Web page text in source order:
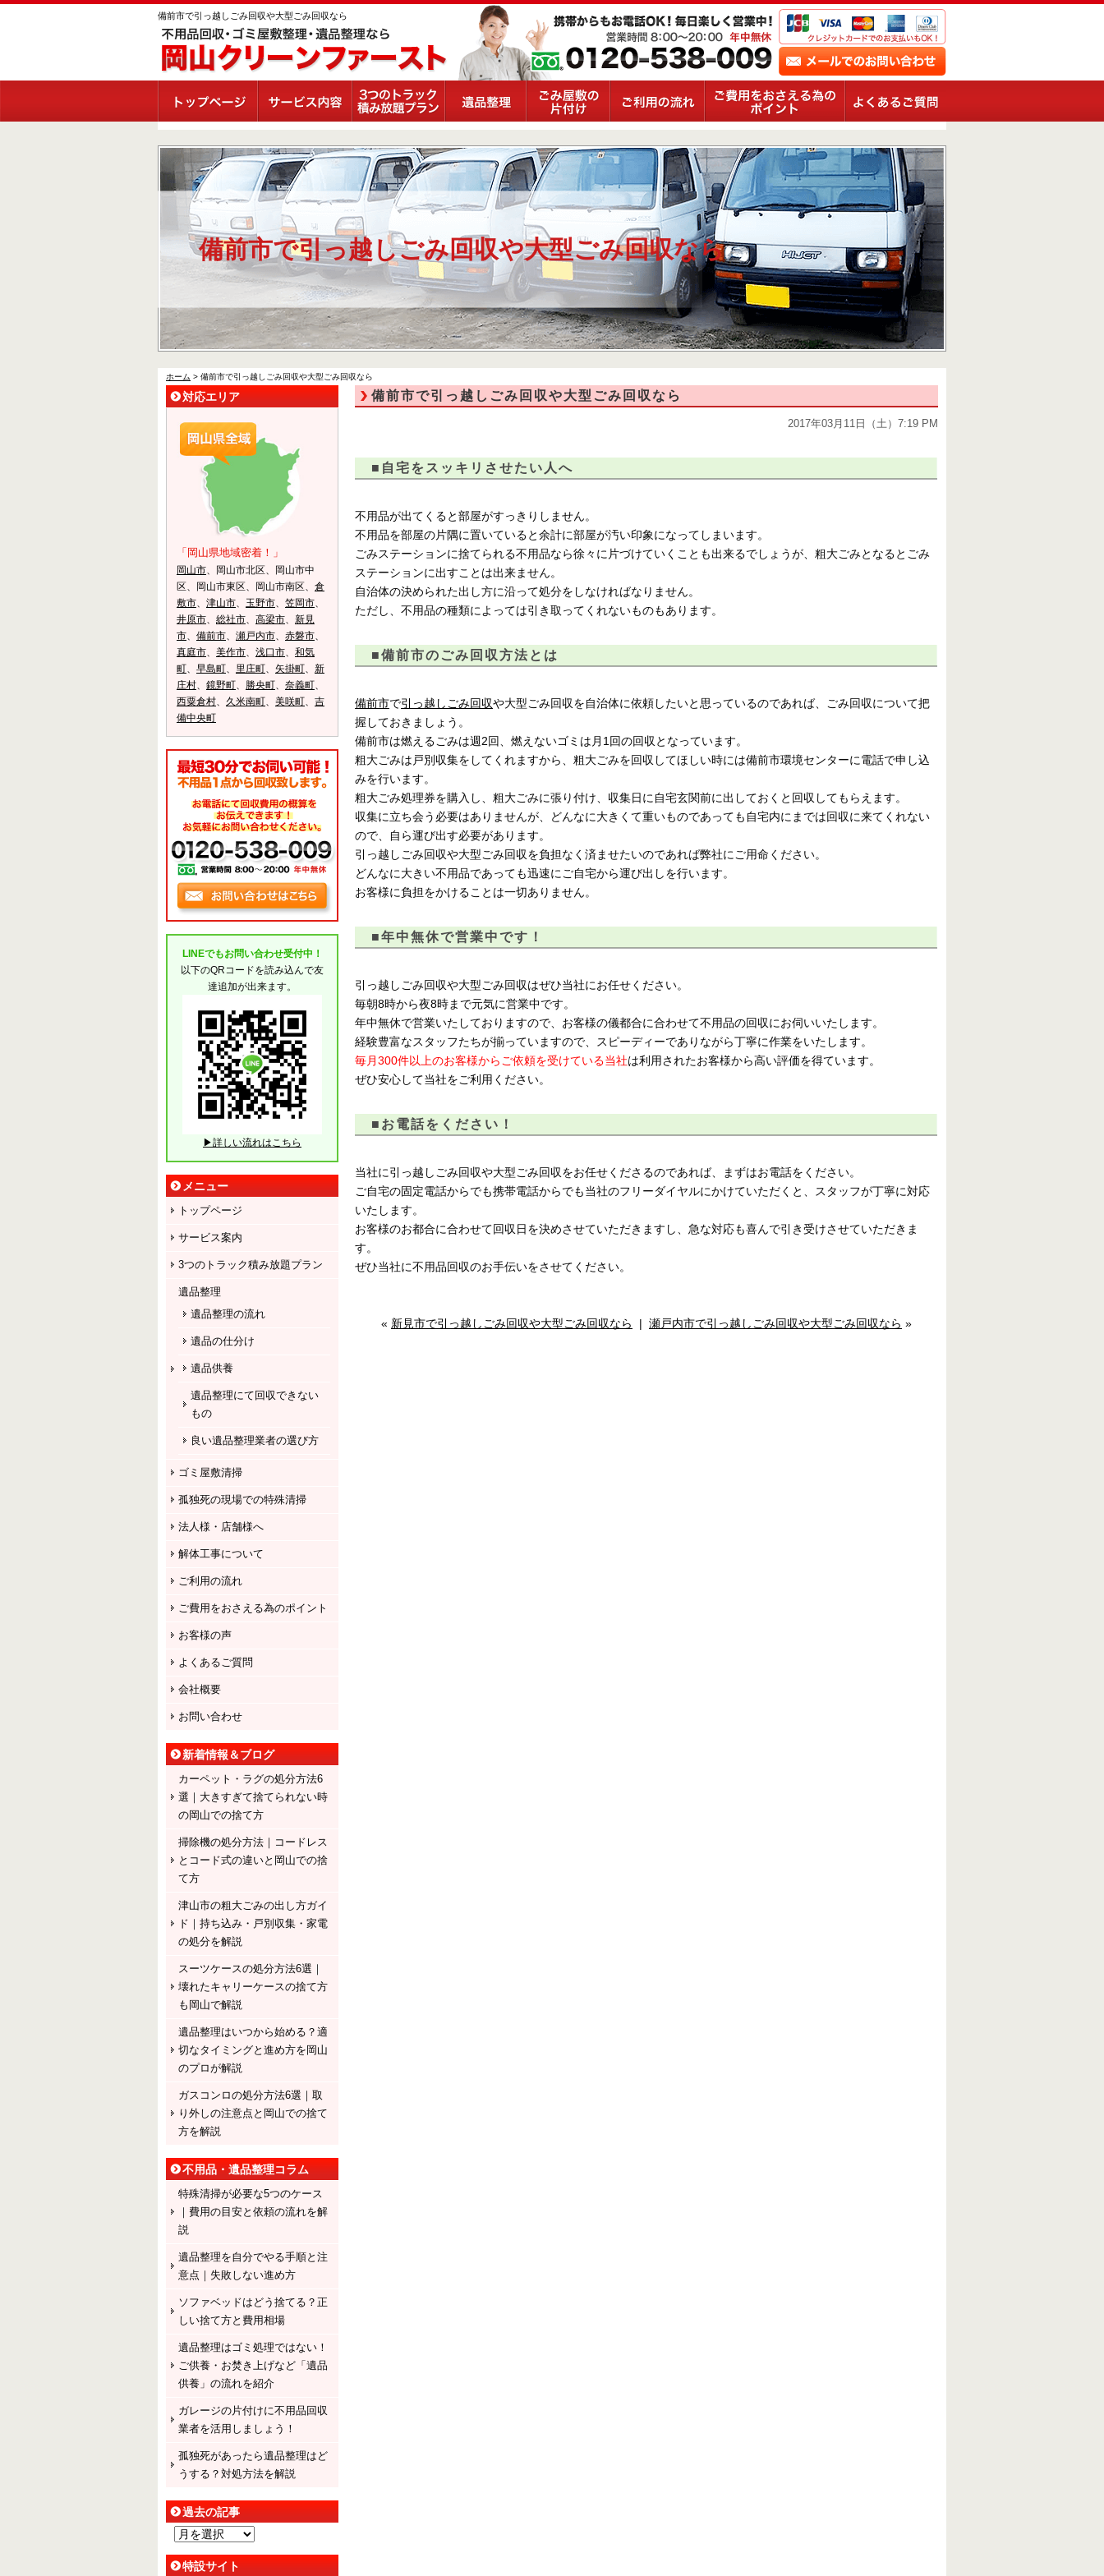
備前市で引っ越しごみ回収や大型ごみ回収なら
備前市で引っ越しごみ回収や大型ごみ回収なら
ホーム > 備前市で引っ越しごみ回収や大型ごみ回収なら
備前市で引っ越しごみ回収や大型ごみ回収なら
2017年03月11日（土）7:19 PM
■自宅をスッキリさせたい人へ
不用品が出てくると部屋がすっきりしません。
不用品を部屋の片隅に置いていると余計に部屋が汚い印象になってしまいます。
ごみステーションに捨てられる不用品なら徐々に片づけていくことも出来るでしょうが、粗大ごみとなるとごみ
ステーションに出すことは出来ません。
自治体の決められた出し方に沿って処分をしなければなりません。
ただし、不用品の種類によっては引き取ってくれないものもあります。
■備前市のごみ回収方法とは
備前市で引っ越しごみ回収や大型ごみ回収を自治体に依頼したいと思っているのであれば、ごみ回収について把
握しておきましょう。
備前市は燃えるごみは週2回、燃えないゴミは月1回の回収となっています。
粗大ごみは戸別収集をしてくれますから、粗大ごみを回収してほしい時には備前市環境センターに電話で申し込
みを行います。
粗大ごみ処理券を購入し、粗大ごみに張り付け、収集日に自宅玄関前に出しておくと回収してもらえます。
収集に立ち会う必要はありませんが、どんなに大きくて重いものであっても自宅内にまでは回収に来てくれない
ので、自ら運び出す必要があります。
引っ越しごみ回収や大型ごみ回収を負担なく済ませたいのであれば弊社にご用命ください。
どんなに大きい不用品であっても迅速にご自宅から運び出しを行います。
お客様に負担をかけることは一切ありません。
■年中無休で営業中です！
引っ越しごみ回収や大型ごみ回収はぜひ当社にお任せください。
毎朝8時から夜8時まで元気に営業中です。
年中無休で営業いたしておりますので、お客様の儀都合に合わせて不用品の回収にお伺いいたします。
経験豊富なスタッフたちが揃っていますので、スピーディーでありながら丁寧に作業をいたします。
毎月300件以上のお客様からご依頼を受けている当社は利用されたお客様から高い評価を得ています。
ぜひ安心して当社をご利用ください。
■お電話をください！
当社に引っ越しごみ回収や大型ごみ回収をお任せくださるのであれば、まずはお電話をください。
ご自宅の固定電話からでも携帯電話からでも当社のフリーダイヤルにかけていただくと、スタッフが丁寧に対応
いたします。
お客様のお都合に合わせて回収日を決めさせていただきますし、急な対応も喜んで引き受けさせていただきま
す。
ぜひ当社に不用品回収のお手伝いをさせてください。
« 新見市で引っ越しごみ回収や大型ごみ回収なら | 瀬戸内市で引っ越しごみ回収や大型ごみ回収なら »
対応エリア
「岡山県地域密着！」
岡山市、岡山市北区、岡山市中
区、岡山市東区、岡山市南区、 倉
敷市、 津山市、 玉野市、 笠岡市、
井原市、 総社市、 高梁市、 新見
市、 備前市、 瀬戸内市、 赤磐市、
真庭市、 美作市、 浅口市、 和気
町、 早島町、 里庄町、 矢掛町、 新
庄村、 鏡野町、 勝央町、 奈義町、
西粟倉村、 久米南町、 美咲町、 吉
備中央町
LINEでもお問い合わせ受付中！
以下のQRコードを読み込んで友
達追加が出来ます。
▶詳しい流れはこちら
メニュー
トップページ
サービス案内
3つのトラック積み放題プラン
遺品整理
遺品整理の流れ
遺品の仕分け
遺品供養
遺品整理にて回収できない
もの
良い遺品整理業者の選び方
ゴミ屋敷清掃
孤独死の現場での特殊清掃
法人様・店舗様へ
解体工事について
ご利用の流れ
ご費用をおさえる為のポイント
お客様の声
よくあるご質問
会社概要
お問い合わせ
新着情報＆ブログ
カーペット・ラグの処分方法6
選｜大きすぎて捨てられない時
の岡山での捨て方
掃除機の処分方法｜コードレス
とコード式の違いと岡山での捨
て方
津山市の粗大ごみの出し方ガイ
ド｜持ち込み・戸別収集・家電
の処分を解説
スーツケースの処分方法6選｜
壊れたキャリーケースの捨て方
も岡山で解説
遺品整理はいつから始める？適
切なタイミングと進め方を岡山
のプロが解説
ガスコンロの処分方法6選｜取
り外しの注意点と岡山での捨て
方を解説
不用品・遺品整理コラム
特殊清掃が必要な5つのケース
｜費用の目安と依頼の流れを解
説
遺品整理を自分でやる手順と注
意点｜失敗しない進め方
ソファベッドはどう捨てる？正
しい捨て方と費用相場
遺品整理はゴミ処理ではない！
ご供養・お焚き上げなど「遺品
供養」の流れを紹介
ガレージの片付けに不用品回収
業者を活用しましょう！
孤独死があったら遺品整理はど
うする？対処方法を解説
過去の記事
の 特設サイト